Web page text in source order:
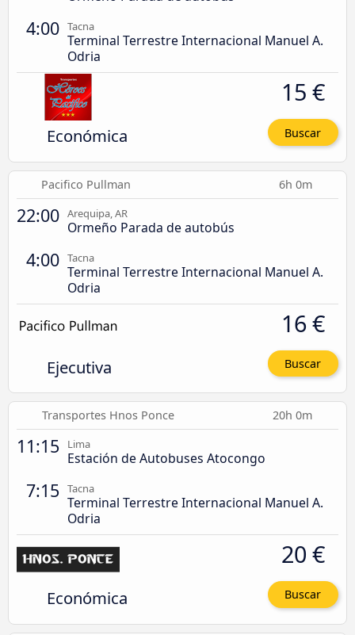
4:00 Tacna
Terminal Terrestre Internacional Manuel A.
Odria
Económica
15 €
Buscar
Pacifico Pullman 6h 0m
22:00 Arequipa, AR
Ormeño Parada de autobús
4:00 Tacna
Terminal Terrestre Internacional Manuel A.
Odria
Ejecutiva
16 €
Buscar
Transportes Hnos Ponce 20h 0m
11:15 Lima
Estación de Autobuses Atocongo
7:15 Tacna
Terminal Terrestre Internacional Manuel A.
Odria
Económica
20 €
Buscar